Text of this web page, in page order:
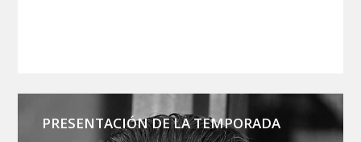
PRESENTACIÓN DE LA TEMPORADA